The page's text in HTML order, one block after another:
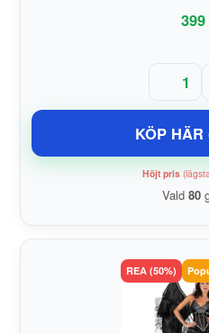
1
KÖP HÄR
Höjt pris
Vald 80
REA (50%)